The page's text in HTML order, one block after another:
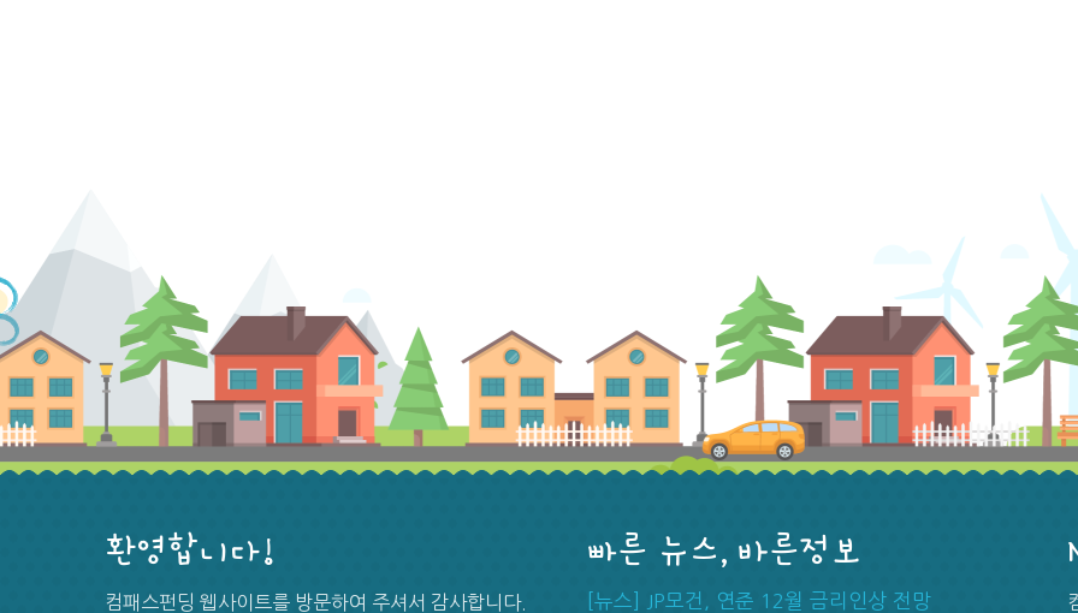
환영합니다!
컴패스펀딩 웹사이트를 방문하여 주셔서 감사합니다.
빠른 뉴스, 바른정보
[뉴스] JP모건, 연준 12월 금리인상 전망 [